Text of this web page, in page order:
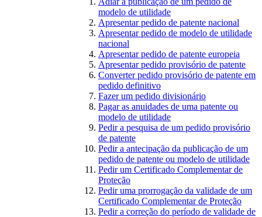
modelo de utilidade
Apresentar pedido de patente nacional
Apresentar pedido de modelo de utilidade
nacional
Apresentar pedido de patente europeia
Apresentar pedido provisório de patente
Converter pedido provisório de patente em
pedido definitivo
Fazer um pedido divisionário
Pagar as anuidades de uma patente ou
modelo de utilidade
Pedir a pesquisa de um pedido provisório
de patente
Pedir a antecipação da publicação de um
pedido de patente ou modelo de utilidade
Pedir um Certificado Complementar de
Proteção
Pedir uma prorrogação da validade de um
Certificado Complementar de Proteção
Pedir a correção do período de validade de